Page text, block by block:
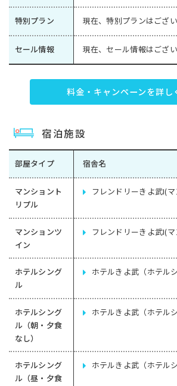
特別プラン 現在、特別プランはござい
セール情報 現在、セール情報はござい
料金・キャンペーンを詳し
宿泊施設
部屋タイプ 宿舎名
マンショント
リプル
フレンドリーきよ武I(
マンションツ
イン
フレンドリーきよ武I(
ホテルシング
ル
ホテルきよ武（ホテル
ホテルシング
ル（朝・夕食
なし）
ホテルきよ武（ホテル
ホテルシング
ル（昼・夕食
ホテルきよ武（ホテル